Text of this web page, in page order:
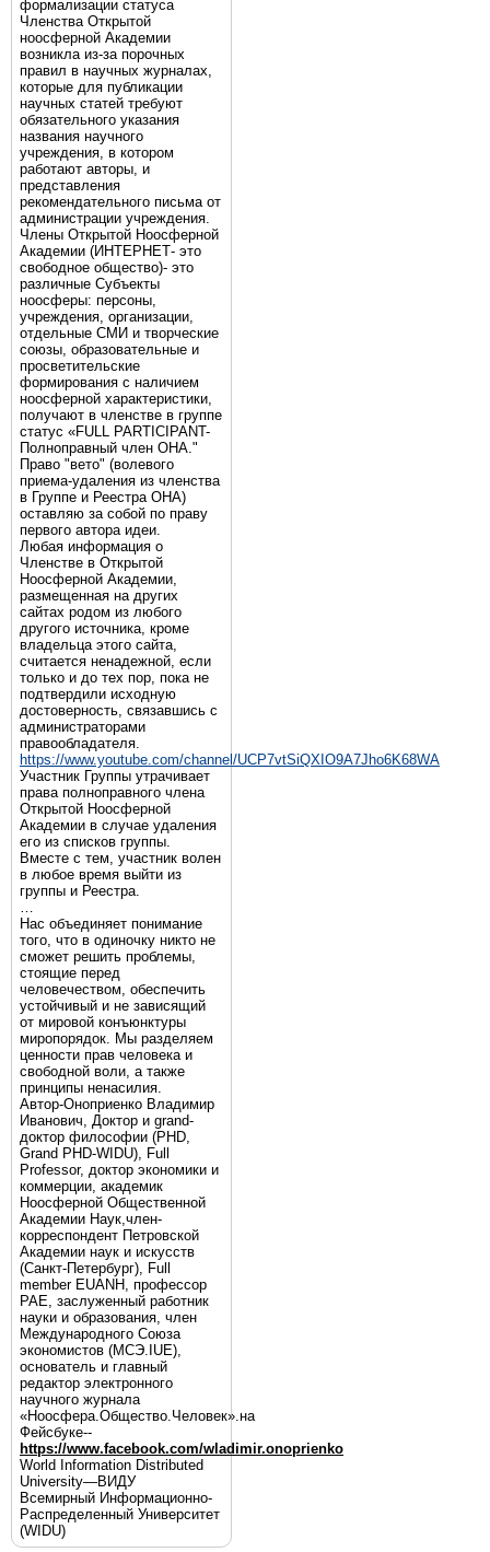
формализации статуса
Членства Открытой
ноосферной Академии
возникла из-за порочных
правил в научных журналах,
которые для публикации
научных статей требуют
обязательного указания
названия научного
учреждения, в котором
работают авторы, и
представления
рекомендательного письма от
администрации учреждения.
Члены Открытой Ноосферной
Академии (ИНТЕРНЕТ- это
свободное общество)- это
различные Субъекты
ноосферы: персоны,
учреждения, организации,
отдельные СМИ и творческие
союзы, образовательные и
просветительские
формирования с наличием
ноосферной характеристики,
получают в членстве в группе
статус «FULL PARTICIPANT-
Полноправный член ОНА."
Право "вето" (волевого
приема-удаления из членства
в Группе и Реестра ОНА)
оставляю за собой по праву
первого автора идеи.
Любая информация о
Членстве в Открытой
Ноосферной Академии,
размещенная на других
сайтах родом из любого
другого источника, кроме
владельца этого сайта,
считается ненадежной, если
только и до тех пор, пока не
подтвердили исходную
достоверность, связавшись с
администраторами
правообладателя.
https://www.youtube.com/channel/UCP7vtSiQXIO9A7Jho6K68WA
Участник Группы утрачивает
права полноправного члена
Открытой Ноосферной
Академии в случае удаления
его из списков группы.
Вместе с тем, участник волен
в любое время выйти из
группы и Реестра.
…
Нас объединяет понимание
того, что в одиночку никто не
сможет решить проблемы,
стоящие перед
человечеством, обеспечить
устойчивый и не зависящий
от мировой конъюнктуры
миропорядок. Мы разделяем
ценности прав человека и
свободной воли, а также
принципы ненасилия.
Автор-Оноприенко Владимир
Иванович, Доктор и grand-
доктор философии (PHD,
Grand PHD-WIDU), Full
Professor, доктор экономики и
коммерции, академик
Ноосферной Общественной
Академии Наук,член-
корреспондент Петровской
Академии наук и искусств
(Санкт-Петербург), Full
member EUANH, профессор
РАЕ, заслуженный работник
науки и образования, член
Международного Союза
экономистов (МСЭ.IUE),
основатель и главный
редактор электронного
научного журнала
«Ноосфера.Общество.Человек».на
Фейсбуке--
https://www.facebook.com/wladimir.onoprienko
World Information Distributed
University—ВИДУ
Всемирный Информационно-
Распределенный Университет
(WIDU)